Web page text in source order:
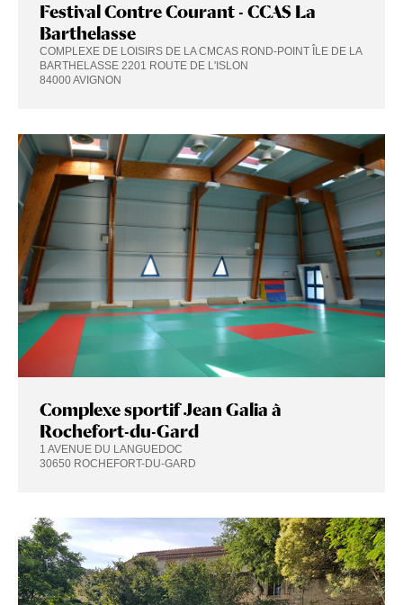
Festival Contre Courant - CCAS La
Barthelasse
COMPLEXE DE LOISIRS DE LA CMCAS ROND-POINT ÎLE DE LA
BARTHELASSE 2201 ROUTE DE L'ISLON
84000 AVIGNON
Complexe sportif Jean Galia à
Rochefort-du-Gard
1 AVENUE DU LANGUEDOC
30650 ROCHEFORT-DU-GARD